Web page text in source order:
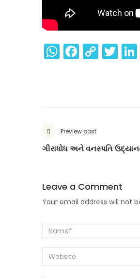
WhatsApp
Copy
Link
Preview post
ગીરાધોધ અને વનસ્પતિ
Leave a Comment
Your email address will not